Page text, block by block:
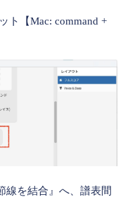
ト【Mac: command +
を結合』へ、譜表間